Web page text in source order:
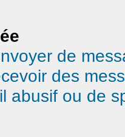
de
des
abusif ou de